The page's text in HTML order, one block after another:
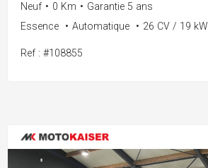
Neuf • 0 Km • Garantie 5 ans
Essence
• Automatique • 26 CV / 19 kW
Ref : #108855